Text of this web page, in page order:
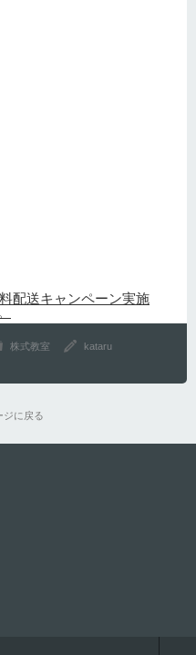
配送キャンペーン実施
株式教室 kataru
ジに戻る